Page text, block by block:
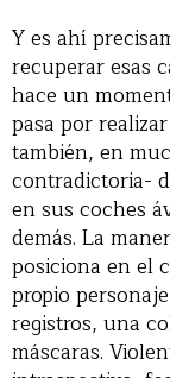
Y es ahí
recuperar esas
hace un
pasa por
también, en
contradictoria-
en sus coches
demás. La
posiciona en el
propio
registros, una
máscaras.